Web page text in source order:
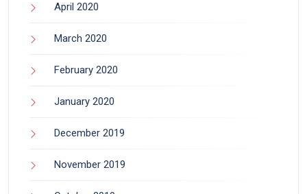
April 2020
March 2020
February 2020
January 2020
December 2019
November 2019